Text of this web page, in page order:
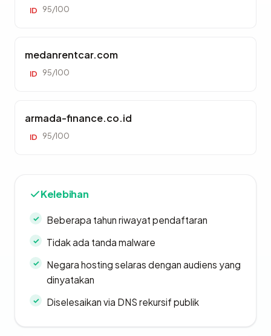
ID 95/100
medanrentcar.com
ID 95/100
armada-finance.co.id
ID 95/100
Kelebihan
Beberapa tahun riwayat pendaftaran
Tidak ada tanda malware
Negara hosting selaras dengan audiens yang
dinyatakan
Diselesaikan via DNS rekursif publik